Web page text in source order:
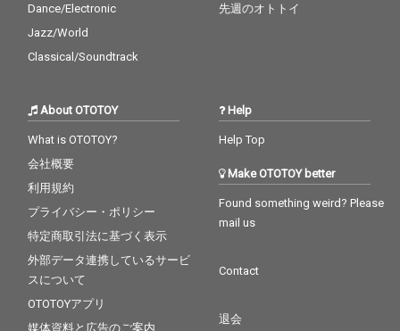
と来た方は、きっと人
生が展開していく新た
なスタート地点に立っ
ている人。ここから願
緒に楽しみましょ
う！！
と来た方は、きっと人
緒に楽しみましょ
う！！
Dance/Electronic
Jazz/World
Classical/Soundtrack
先週のオトトイ
About OTOTOY
What is OTOTOY?
会社概要
利用規約
プライバシー・ポリシー
特定商取引法に基づく表示
外部データ連携しているサービ
スについて
OTOTOYアプリ
媒体資料と広告のご案内
Help
Help Top
Make OTOTOY better
Found something weird? Please
mail us
Contact
退会